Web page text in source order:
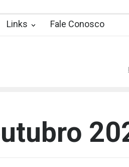
Links Fale Conosco